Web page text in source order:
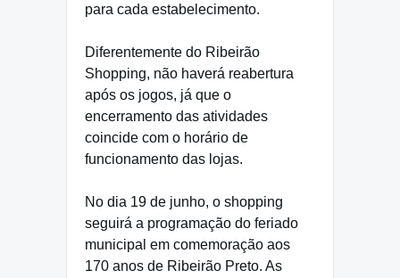
para cada estabelecimento.
Diferentemente do Ribeirão
Shopping, não haverá reabertura
após os jogos, já que o
encerramento das atividades
coincide com o horário de
funcionamento das lojas.
No dia 19 de junho, o shopping
seguirá a programação do feriado
municipal em comemoração aos
170 anos de Ribeirão Preto. As